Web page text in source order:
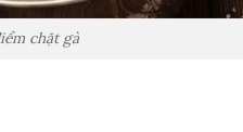
chặt gà